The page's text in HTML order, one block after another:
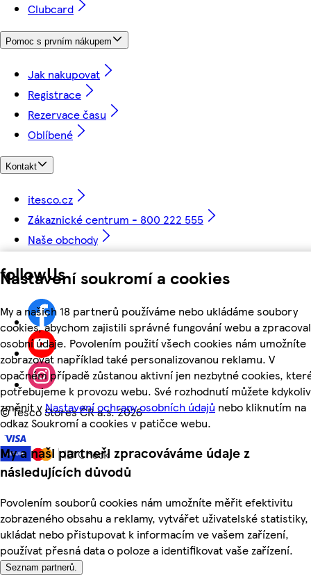
Nastavení soukromí a cookies
My a našich 18 partnerů používáme nebo ukládáme soubory
cookies, abychom zajistili správné fungování webu a
osobní údaje. Povolením použití všech cookies nám umožníte
zobrazovat například také personalizovanou reklamu. V
opačném případě zůstanou aktivní jen nezbytné cookies,
potřebujeme k provozu webu. Své rozhodnutí můžete kdykoliv
změnit vNastavení ochrany osobních údajů nebo kliknutím na
odkaz Soukromí a cookies v patičce webu.
My a naši partneři zpracováváme údaje z
následujících důvodů
Povolením souborů cookies nám umožníte měřit efektivitu
zobrazeného obsahu a reklamy, vytvářet uživatelské statistiky,
ukládat nebo přistupovat k informacím ve vašem zařízení,
používat přesná data o poloze a identifikovat vaše zařízení.
Seznam partnerů.
Clubcard
Pomoc s prvním nákupem
Jak nakupovat
Registrace
Rezervace času
Oblíbené
Kontakt
itesco.cz
Zákaznické centrum - 800 222 555
Naše obchody
followUs
©Tesco Stores ČR a.s. 2026